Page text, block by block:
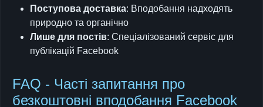
Поступова доставка: Вподобання надходять
природно та органічно
Лише для постів: Спеціалізований сервіс для
публікацій Facebook
FAQ - Часті запитання про
безкоштовні вподобання Facebook